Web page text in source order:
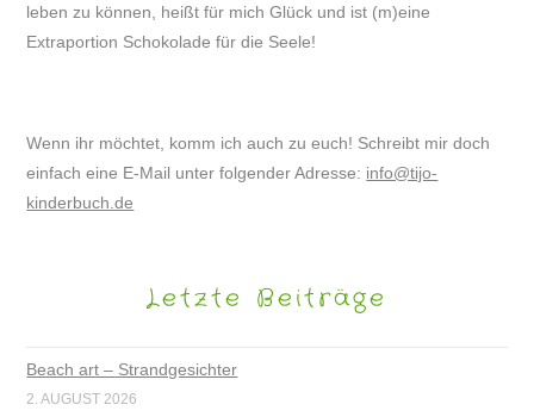
leben zu können, heißt für mich Glück und ist (m)eine
Extraportion Schokolade für die Seele!
Wenn ihr möchtet, komm ich auch zu euch! Schreibt mir doch
einfach eine E-Mail unter folgender Adresse: info@tijo-
kinderbuch.de
Letzte Beiträge
Beach art – Strandgesichter
2. AUGUST 2026